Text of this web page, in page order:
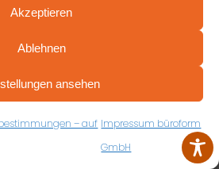
Akzeptieren
Ablehnen
ansehen
– auf Impressum büroform
GmbH
UNSERE KUNDEN
SIE JETZT IHRE
ERSTBERATUNG